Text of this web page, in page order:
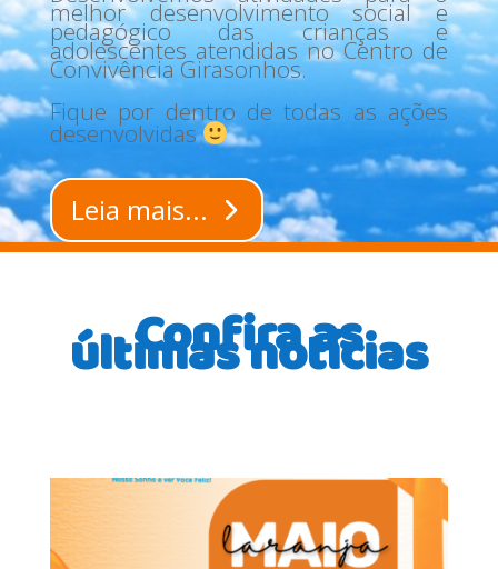
melhor desenvolvimento social e
pedagógico das crianças e
adolescentes atendidas no Centro de
Convivência Girasonhos.
Fique por dentro de todas as ações
desenvolvidas
Leia mais...
Confira as
últimas notícias